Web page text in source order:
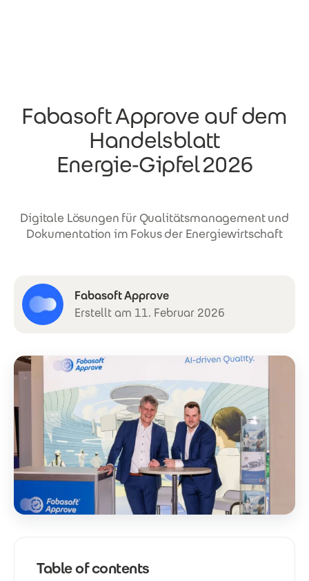
Fabasoft Approve auf dem
Handelsblatt
Energie‑Gipfel 2026
Digitale Lösungen für Qualitätsmanagement und
Dokumentation im Fokus der Energiewirtschaft
Fabasoft Approve
Erstellt am 11. Februar 2026
Table of contents